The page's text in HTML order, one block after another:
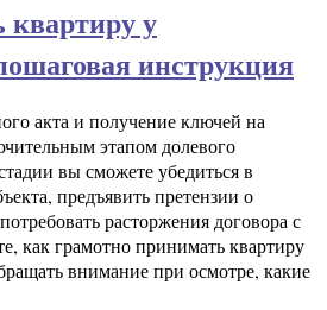
у
инструкция
акта и получение ключей на
этапом долевого
вы сможете убедиться в
предъявить претензии о
расторжения договора с
как грамотно принимать квартиру
внимание при осмотре, какие